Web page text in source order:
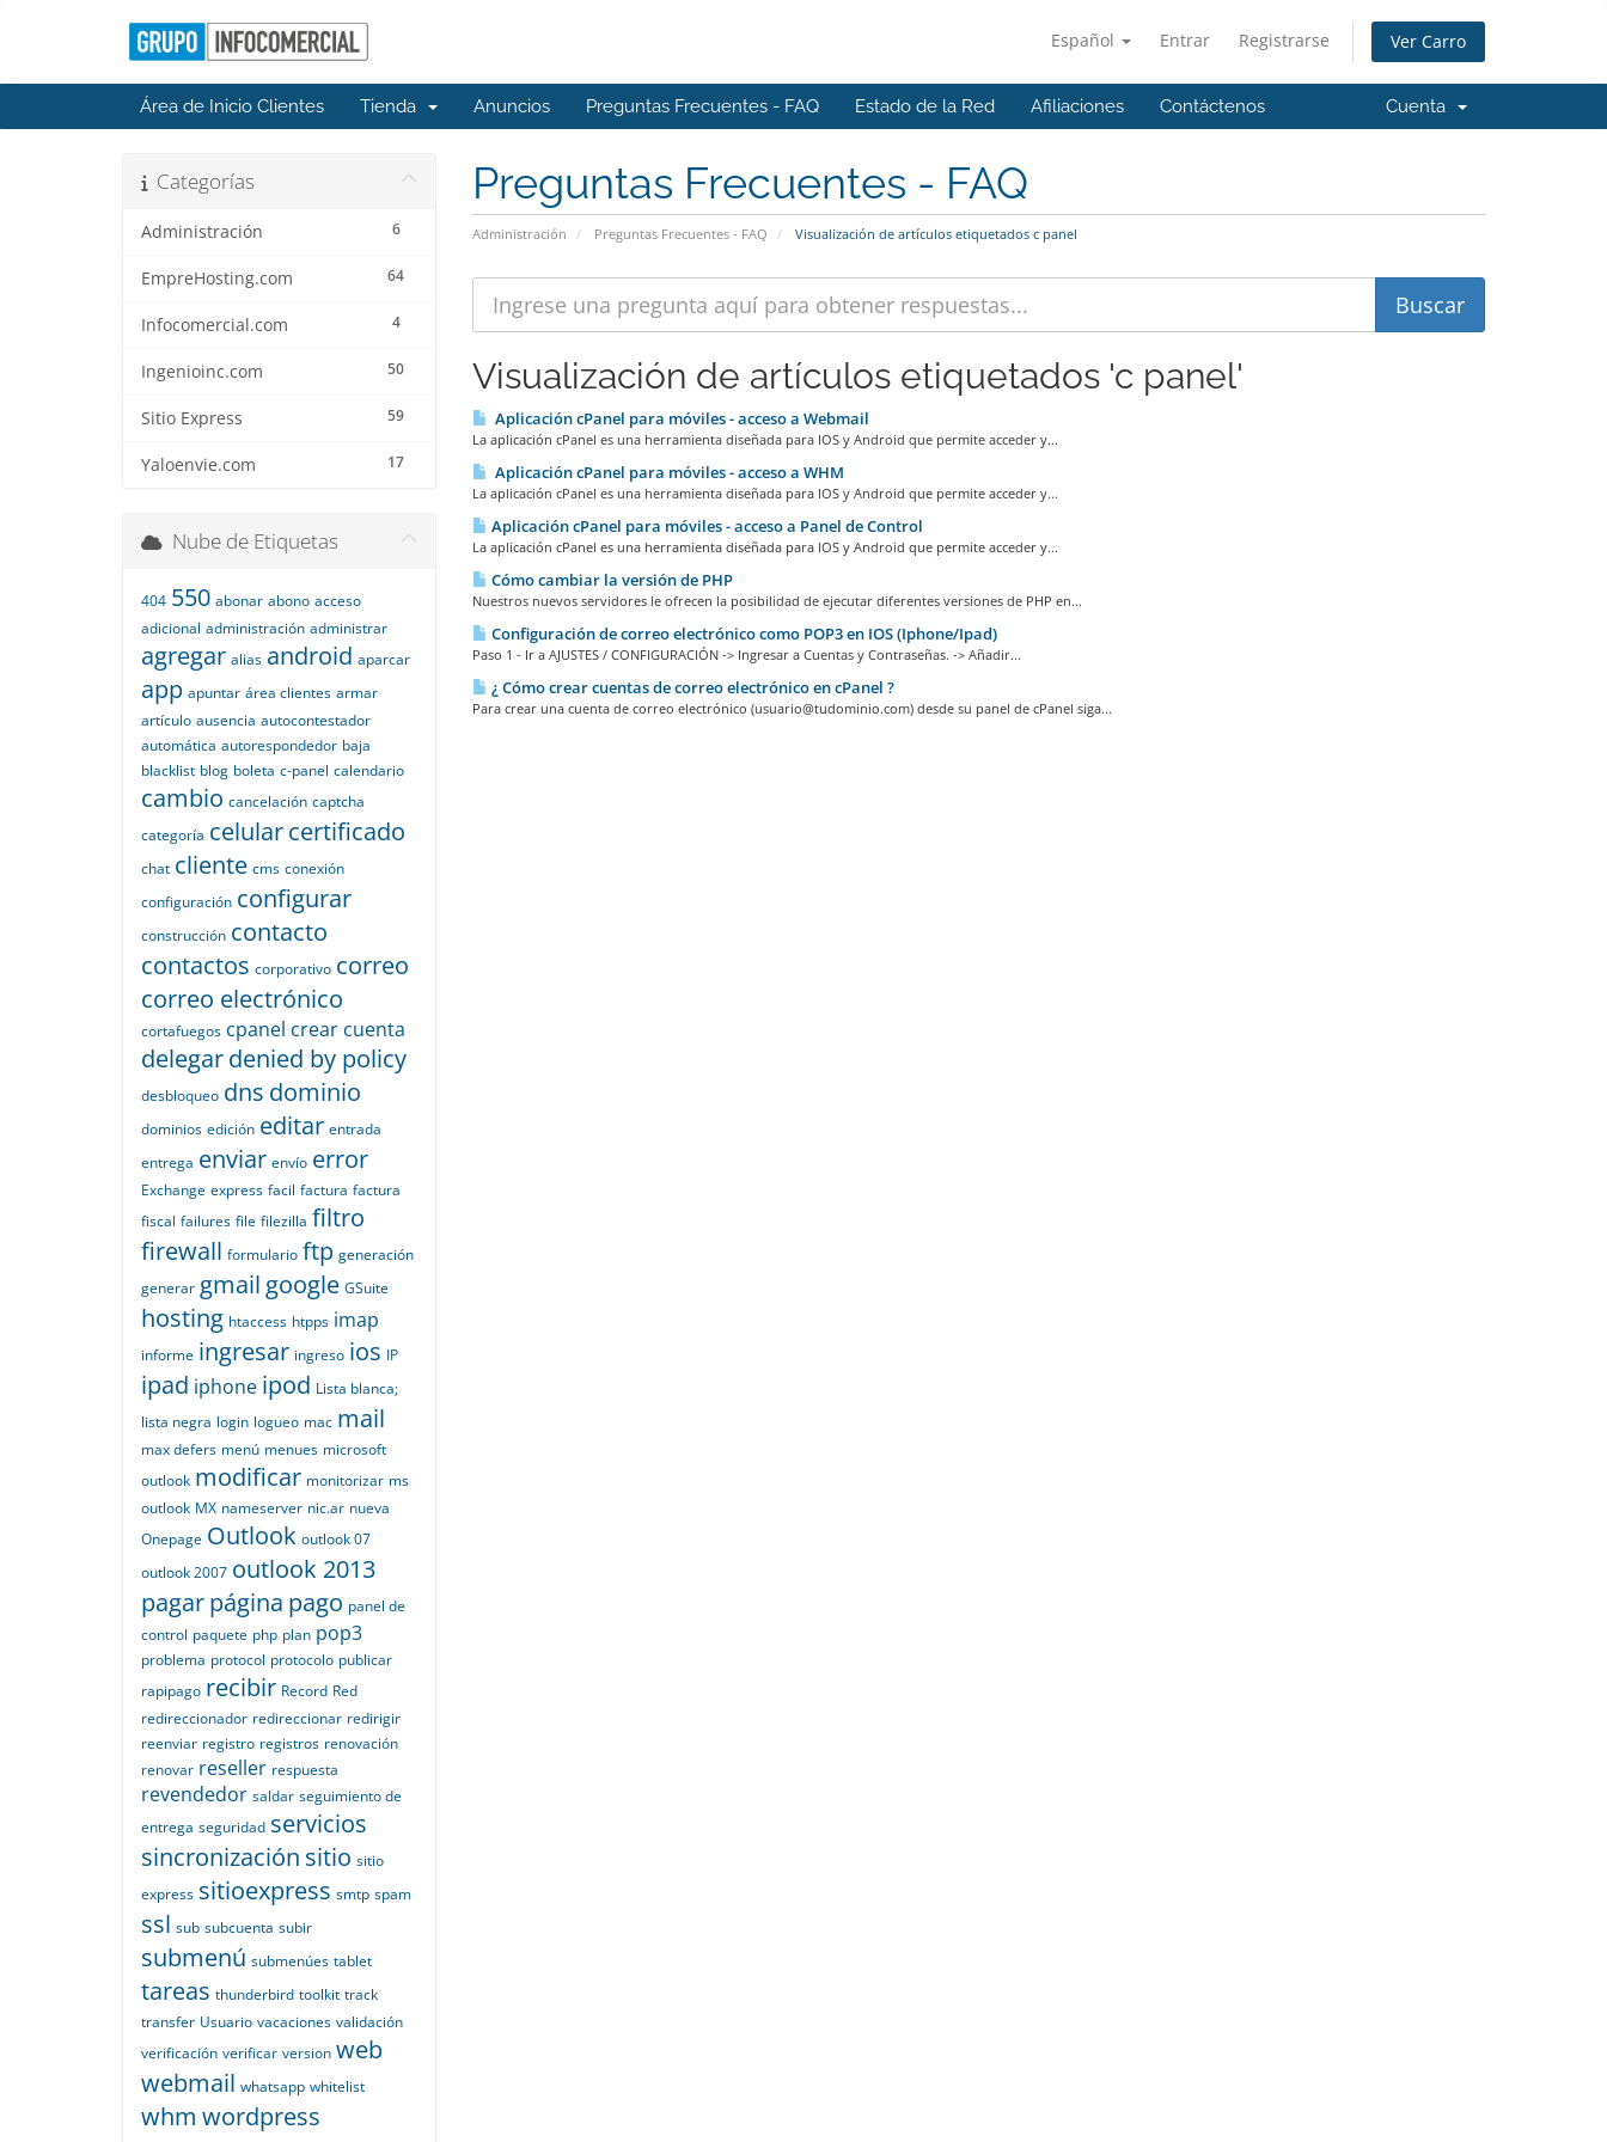
Español Entrar Registrarse Ver Carro
Área de Inicio Clientes Tienda Anuncios Preguntas Frecuentes - FAQ Estado de la Red Afiliaciones Contáctenos Cuenta
Preguntas Frecuentes - FAQ
Administración Preguntas Frecuentes - FAQ Visualización de artículos etiquetados c panel
Categorías
6
Administración
64
EmpreHosting.com
4
Infocomercial.com
50
Ingenioinc.com
59
Sitio Express
17
Yaloenvie.com
Visualización de artículos etiquetados 'c panel'
Aplicación cPanel para móviles - acceso a Webmail
La aplicación cPanel es una herramienta diseñada para IOS y Android que permite acceder y...
Aplicación cPanel para móviles - acceso a WHM
La aplicación cPanel es una herramienta diseñada para IOS y Android que permite acceder y...
Aplicación cPanel para móviles - acceso a Panel de Control
La aplicación cPanel es una herramienta diseñada para IOS y Android que permite acceder y...
Cómo cambiar la versión de PHP
Nuestros nuevos servidores le ofrecen la posibilidad de ejecutar diferentes versiones de PHP en...
Configuración de correo electrónico como POP3 en IOS (Iphone/Ipad)
Paso 1 - Ir a AJUSTES / CONFIGURACIÓN -> Ingresar a Cuentas y Contraseñas. -> Añadir...
¿ Cómo crear cuentas de correo electrónico en cPanel ?
Para crear una cuenta de correo electrónico (usuario@tudominio.com) desde su panel de cPanel siga...
Nube de Etiquetas
404 550 abonar abono acceso
adicional administración administrar
agregar alias android aparcar
app apuntar área clientes armar
artículo ausencia autocontestador
automática autorespondedor baja
blacklist blog boleta c-panel calendario
cambio cancelación captcha
categoría celularcertificado
chat cliente cms conexión
configuración configurar
construcción contacto
contactos corporativo correo
correo electrónico
cortafuegos cpanel crear cuenta
delegardenied by policy
desbloqueo dns dominio
dominios edición editar entrada
entrega enviar envío error
Exchange express facil factura factura
fiscal failures file filezilla filtro
firewall formulario ftp generación
generar gmail google GSuite
hosting htaccess htpps imap
informe ingresar ingreso ios IP
ipad iphone ipod Lista blanca;
lista negra login logueo mac mail
max defers menú menues microsoft
outlook modificar monitorizar ms
outlook MX nameserver nic.ar nueva
Onepage Outlook outlook 07
outlook 2007 outlook 2013
pagarpágina pago panel de
control paquete php plan pop3
problema protocol protocolo publicar
rapipago recibir Record Red
redireccionador redireccionar redirigir
reenviar registro registros renovación
renovar reseller respuesta
revendedor saldar seguimiento de
entrega seguridad servicios
sincronización sitio sitio
express sitioexpress smtp spam
ssl sub subcuenta subir
submenú submenúes tablet
tareas thunderbird toolkit track
transfer Usuario vacaciones validación
verificación verificar version web
webmail whatsapp whitelist
whm wordpress